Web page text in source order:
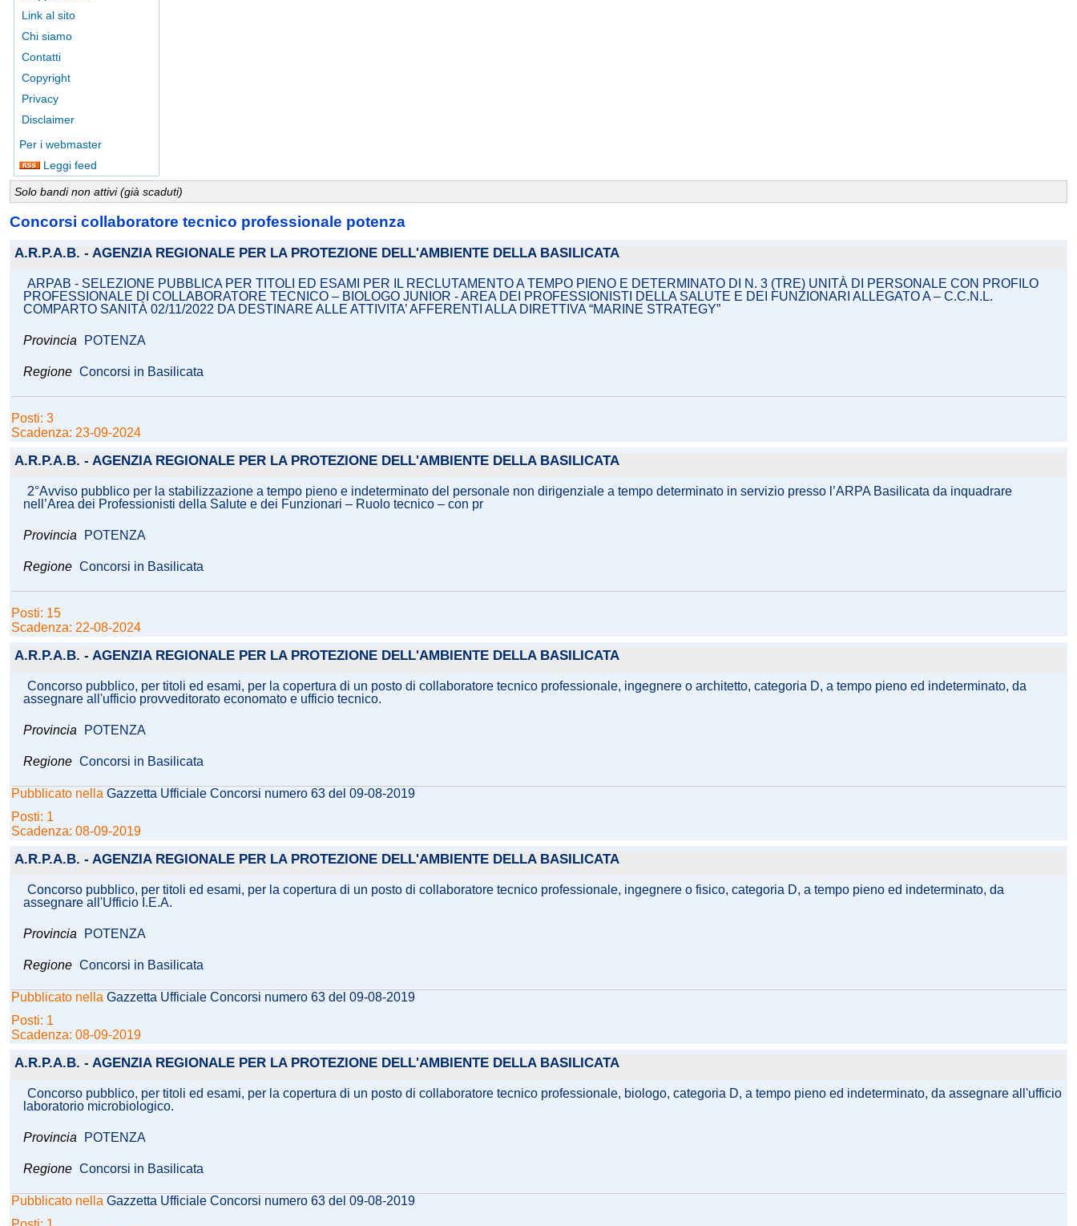
Link al sito
Chi siamo
Contatti
Copyright
Privacy
Disclaimer
Per i webmaster
Leggi feed
Solo bandi non attivi (già scaduti)
Concorsi collaboratore tecnico professionale potenza
A.R.P.A.B. - AGENZIA REGIONALE PER LA PROTEZIONE DELL'AMBIENTE DELLA BASILICATA
ARPAB - SELEZIONE PUBBLICA PER TITOLI ED ESAMI PER IL RECLUTAMENTO A TEMPO PIENO E DETERMINATO DI N. 3 (TRE) UNITÀ DI PERSONALE CON PROFILO
PROFESSIONALE DI COLLABORATORE TECNICO – BIOLOGO JUNIOR - AREA DEI PROFESSIONISTI DELLA SALUTE E DEI FUNZIONARI ALLEGATO A – C.C.N.L.
COMPARTO SANITÀ 02/11/2022 DA DESTINARE ALLE ATTIVITA’ AFFERENTI ALLA DIRETTIVA “MARINE STRATEGY”
Provincia POTENZA
Regione Concorsi in Basilicata
Posti: 3
Scadenza: 23-09-2024
A.R.P.A.B. - AGENZIA REGIONALE PER LA PROTEZIONE DELL'AMBIENTE DELLA BASILICATA
2°Avviso pubblico per la stabilizzazione a tempo pieno e indeterminato del personale non dirigenziale a tempo determinato in servizio presso l’ARPA Basilicata da inquadrare
nell’Area dei Professionisti della Salute e dei Funzionari – Ruolo tecnico – con pr
Provincia POTENZA
Regione Concorsi in Basilicata
Posti: 15
Scadenza: 22-08-2024
A.R.P.A.B. - AGENZIA REGIONALE PER LA PROTEZIONE DELL'AMBIENTE DELLA BASILICATA
Concorso pubblico, per titoli ed esami, per la copertura di un posto di collaboratore tecnico professionale, ingegnere o architetto, categoria D, a tempo pieno ed indeterminato, da
assegnare all'ufficio provveditorato economato e ufficio tecnico.
Provincia POTENZA
Regione Concorsi in Basilicata
Pubblicato nella Gazzetta Ufficiale Concorsi numero 63 del 09-08-2019
Posti: 1
Scadenza: 08-09-2019
A.R.P.A.B. - AGENZIA REGIONALE PER LA PROTEZIONE DELL'AMBIENTE DELLA BASILICATA
Concorso pubblico, per titoli ed esami, per la copertura di un posto di collaboratore tecnico professionale, ingegnere o fisico, categoria D, a tempo pieno ed indeterminato, da
assegnare all'Ufficio I.E.A.
Provincia POTENZA
Regione Concorsi in Basilicata
Pubblicato nella Gazzetta Ufficiale Concorsi numero 63 del 09-08-2019
Posti: 1
Scadenza: 08-09-2019
A.R.P.A.B. - AGENZIA REGIONALE PER LA PROTEZIONE DELL'AMBIENTE DELLA BASILICATA
Concorso pubblico, per titoli ed esami, per la copertura di un posto di collaboratore tecnico professionale, biologo, categoria D, a tempo pieno ed indeterminato, da assegnare all'ufficio
laboratorio microbiologico.
Provincia POTENZA
Regione Concorsi in Basilicata
Pubblicato nella Gazzetta Ufficiale Concorsi numero 63 del 09-08-2019